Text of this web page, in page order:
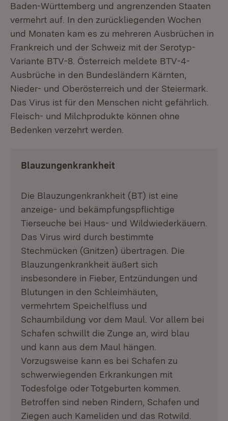
Baden-Württemberg und angrenzenden Staaten
vermehrt auf. In den zurückliegenden Wochen
und Monaten kam es zu mehreren Ausbrüchen in
Frankreich und der Schweiz mit der Serotyp-
Variante BTV-8. Österreich meldete BTV-4-
Ausbrüche in den Bundesländern Kärnten,
Nieder- und Oberösterreich und der Steiermark.
Das Virus ist für den Menschen nicht gefährlich.
Fleisch- und Milchprodukte können ohne
Bedenken verzehrt werden.
Blauzungenkrankheit
Die Blauzungenkrankheit (BT) ist eine
anzeige- und bekämpfungspflichtige
Tierseuche bei Haus- und Wildwiederkäuern.
Das Virus wird durch bestimmte
Stechmücken (Gnitzen) übertragen. Die
Blauzungenkrankheit äußert sich
insbesondere in Fieber, Entzündungen und
Blutungen in den Schleimhäuten,
vermehrtem Speichelfluss und
Schaumbildung vor dem Maul. Vor allem bei
Schafen schwillt die Zunge an, wird blau
und kann aus dem Maul hängen.
Vorzugsweise kann es bei Schafen zu
schwerwiegenden Erkrankungen mit
Todesfolge oder Totgeburten kommen.
Betroffen sind neben Rindern, Schafen und
Ziegen auch Kameliden und das Rotwild.